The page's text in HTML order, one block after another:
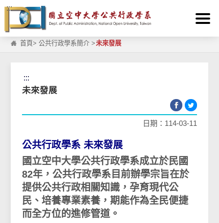
跳到主要內容區塊
:::
首頁>公共行政學系簡介 >未來發展
:::
未來發展
日期：114-03-11
公共行政學系 未來發展
國立空中大學公共行政學系成立於民國
82年，公共行政學系目前辦學宗旨在於
提供公共行政相關知識，孕育現代公
民、培養專業素養，期能作為全民便捷
而全方位的進修管道。